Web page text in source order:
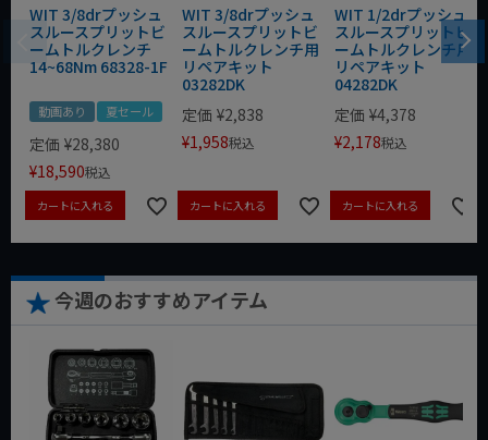
WIT 3/8drプッシュ
スルースプリットビ
ームトルクレンチ
14~68Nm 68328-1F
動画あり 夏セール
定価 ¥28,380
¥18,590税込
カートに入れる
WIT 3/8drプッシュ
スルースプリットビ
ームトルクレンチ用
リペアキット
03282DK
定価 ¥2,838
¥1,958税込
カートに入れる
WIT 1/2drプッシュ
スルースプリットビ
ームトルクレンチ用
リペアキット
04282DK
定価 ¥4,378
¥2,178税込
カートに入れる
今週のおすすめアイテム